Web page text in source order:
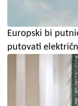
Europski bi
putovati